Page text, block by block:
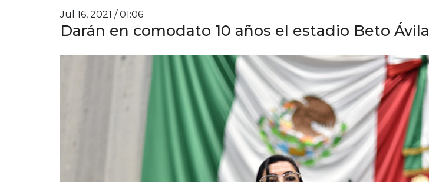
Jul 16, 2021 / 01:06
Darán en comodato 10 años el estadio Beto Ávila